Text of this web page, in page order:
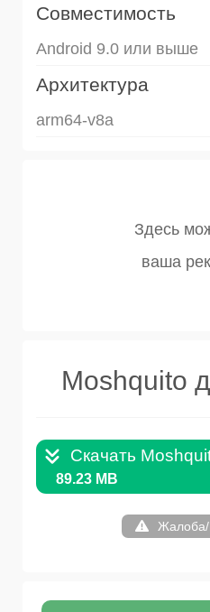
Совместимость
Android 9.0 или выше
Архитектура
arm64-v8a
Moshquito
Скачать
89.23 MB